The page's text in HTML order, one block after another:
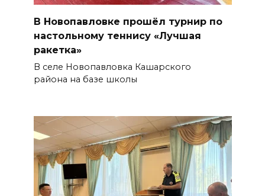
В Новопавловке прошёл турнир по
настольному теннису «Лучшая
ракетка»
В селе Новопавловка Кашарского
района на базе школы